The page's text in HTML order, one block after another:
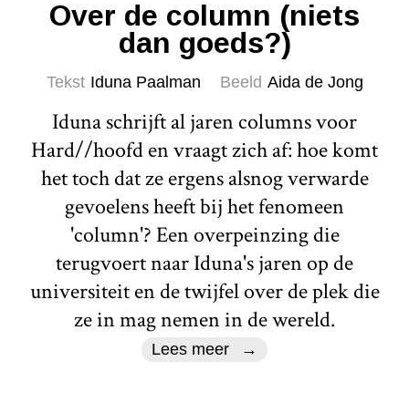
Over de column (niets
dan goeds?)
Tekst Iduna Paalman Beeld Aida de Jong
Iduna schrijft al jaren columns voor
Hard//hoofd en vraagt zich af: hoe komt
het toch dat ze ergens alsnog verwarde
gevoelens heeft bij het fenomeen
'column'? Een overpeinzing die
terugvoert naar Iduna's jaren op de
universiteit en de twijfel over de plek die
ze in mag nemen in de wereld.
Lees meer